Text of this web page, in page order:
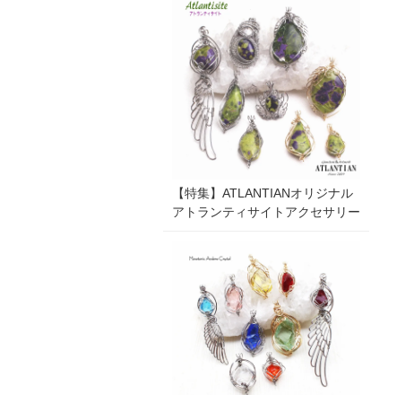
【特集】ATLANTIANオリジナル
アトランティサイトアクセサリー